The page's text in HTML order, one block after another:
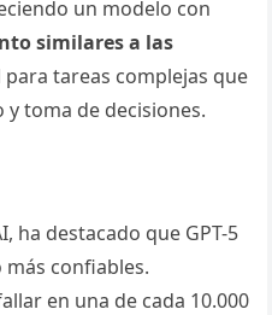
un modelo con
similares a las
para tareas complejas que
toma de decisiones.
ha destacado que GPT-5
confiables.
en una de cada 10.000